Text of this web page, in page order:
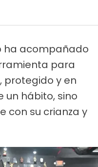
ha acompañado
para
protegido y en
un hábito, sino
con su crianza y